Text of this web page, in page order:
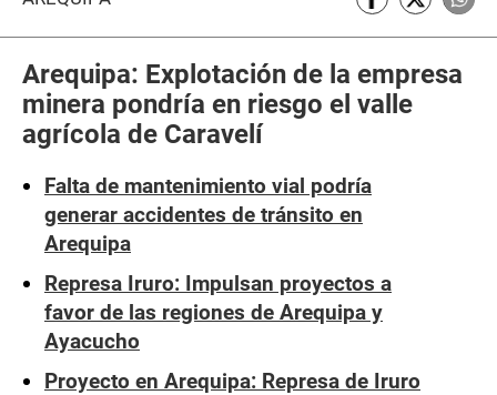
Arequipa: Explotación de la empresa
minera pondría en riesgo el valle
agrícola de Caravelí
Falta de mantenimiento vial podría
generar accidentes de tránsito en
Arequipa
Represa Iruro: Impulsan proyectos a
favor de las regiones de Arequipa y
Ayacucho
Proyecto en Arequipa: Represa de Iruro